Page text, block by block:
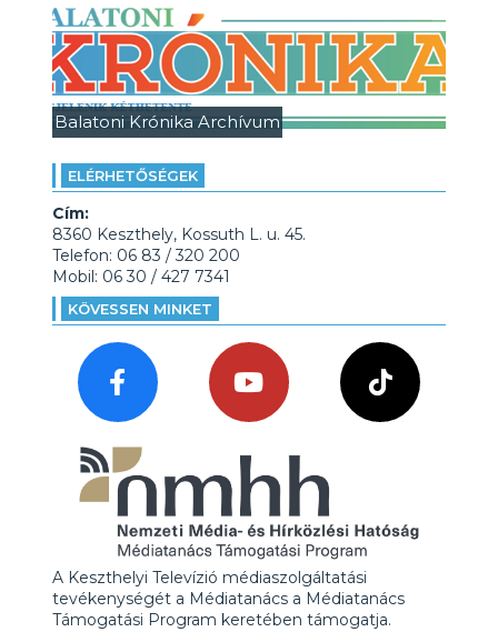
Balatoni Krónika Archívum
ELÉRHETŐSÉGEK
Cím:
8360 Keszthely, Kossuth L. u. 45.
Telefon: 06 83 / 320 200
Mobil: 06 30 / 427 7341
KÖVESSEN MINKET
A Keszthelyi Televízió médiaszolgáltatási
tevékenységét a Médiatanács a Médiatanács
Támogatási Program keretében támogatja.